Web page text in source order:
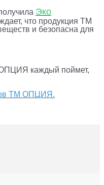
Эко
что продукция ТМ
и безопасна для
каждый поймет,
ТМ ОПЦИЯ.